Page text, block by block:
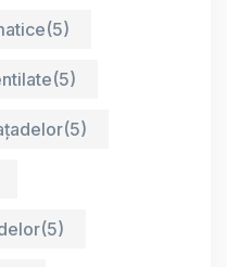
(5)
(5)
(5)
(5)